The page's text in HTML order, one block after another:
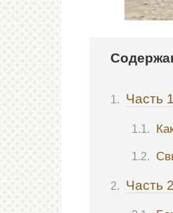
Часть
Часть